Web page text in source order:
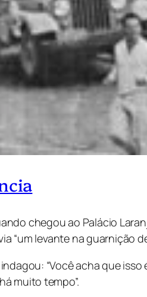
chegou ao Palácio
“um levante na guarnição de
“Você acha que isso
muito tempo”.